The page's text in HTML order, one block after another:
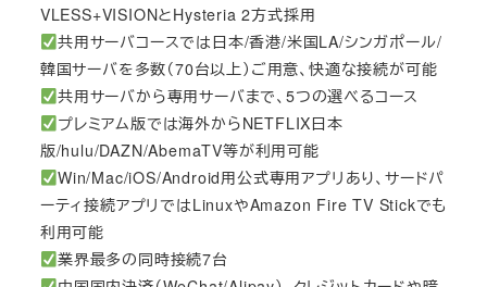
VLESS+VISIONとHysteria 2方式採用
共用サーバコースでは日本/香港/米国LA/シンガポール/
韓国サーバを多数（70台以上）ご用意、快適な接続が可能
共用サーバから専用サーバまで、5つの選べるコース
プレミアム版では海外からNETFLIX日本
版/hulu/DAZN/AbemaTV等が利用可能
Win/Mac/iOS/Android用公式専用アプリあり、サードパ
ーティ接続アプリではLinuxやAmazon Fire TV Stickでも
利用可能
業界最多の同時接続7台